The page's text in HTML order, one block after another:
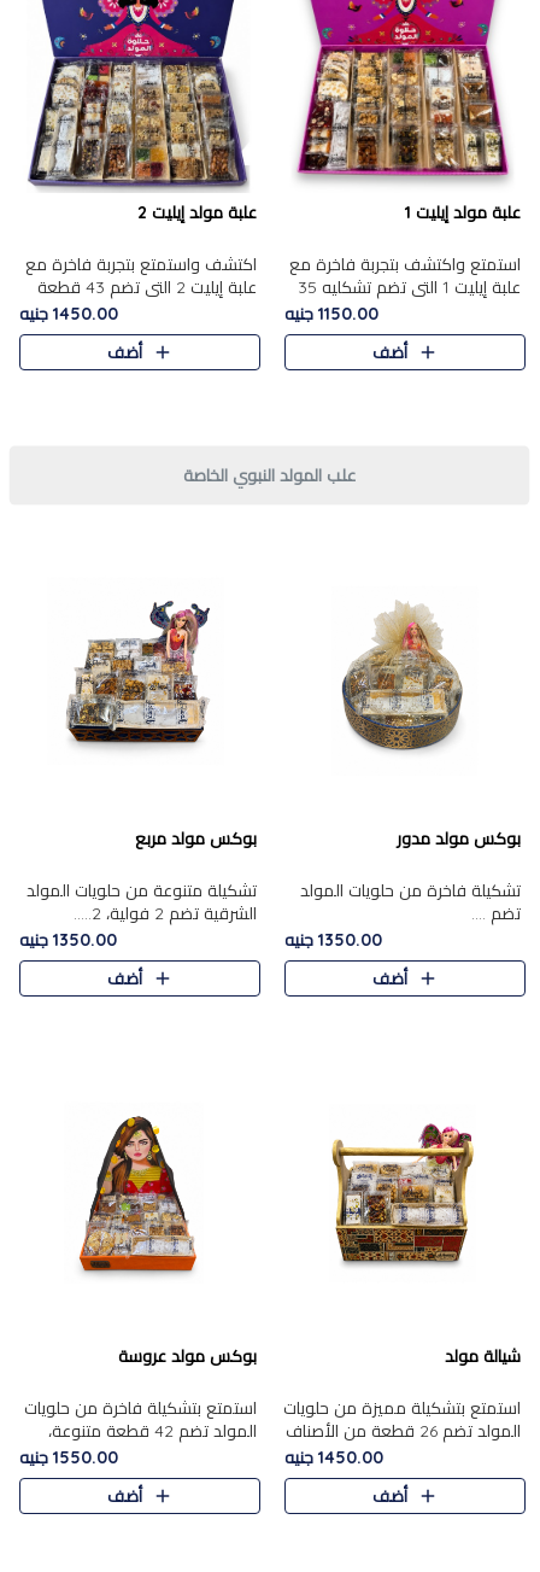
علبة مولد إيليت 1
استمتع واكتشف بتجربة فاخرة مع
علبة إيليت 1 التي تضم تشكليه 35
قطعة من أرقى حلويات المولد
المصري الأصيلة ,معروضة بشكل
جميل في علبة أنيقة ، في..
1150.00 جنيه
أضف
علبة مولد إيليت 2
اكتشف واستمتع بتجربة فاخرة مع
علبة إيليت 2 التي تضم 43 قطعة
تشكيلة من أرقى حلويات المولد
الشرقية المصرية الأصيلة ,معروضة
بشكل جميل في علبة أ..
1450.00 جنيه
أضف
علب المولد النبوي الخاصة
بوكس مولد مدور
تشكيلة فاخرة من حلويات المولد
تضم ....
1350.00 جنيه
أضف
بوكس مولد مربع
تشكيلة متنوعة من حلويات المولد
الشرقية تضم 2 فولية، 2.....
1350.00 جنيه
أضف
شيالة مولد
استمتع بتشكيلة مميزة من حلويات
المولد تضم 26 قطعة من الأصناف
الشرقية المتنوعة......1450.00 جنيه
أضف
بوكس مولد عروسة
استمتع بتشكيلة فاخرة من حلويات
المولد تضم 42 قطعة متنوعة،
1550.00 جنيه
أضف